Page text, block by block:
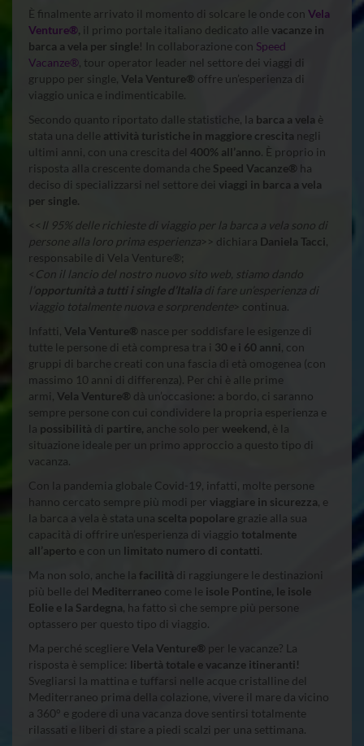
È finalmente arrivato il momento di solcare le onde con Vela
Venture®, il primo portale italiano dedicato alle vacanze in
barca a vela per single! In collaborazione con Speed
Vacanze® , tour operator leader nel settore dei viaggi di
gruppo per single, Vela Venture® offre un’esperienza di
viaggio unica e indimenticabile.
Secondo quanto riportato dalle statistiche, la barca a vela è
stata una delle attività turistiche in maggiore crescita negli
ultimi anni, con una crescita del 400% all’anno . È proprio in
risposta alla crescente domanda che Speed Vacanze® ha
deciso di specializzarsi nel settore dei viaggi in barca a vela
per single.
<< Il 95% delle richieste di viaggio per la barca a vela sono di
persone alla loro prima esperienza>> dichiara Daniela Tacci
responsabile di Vela Venture®;
< Con il lancio del nostro nuovo sito web, stiamo dando
l’ opportunità a tutti i single d’Italia di fare un’esperienza di
viaggio totalmente nuova e sorprendente> continua.
Infatti, Vela Venture® nasce per soddisfare le esigenze di
tutte le persone di età compresa tra i 30 e i 60 anni, con
gruppi di barche creati con una fascia di età omogenea (con
massimo 10 anni di differenza). Per chi è alle prime
armi, Vela Venture® dà un’occasione: a bordo, ci saranno
sempre persone con cui condividere la propria esperienza e
la possibilità di partire, anche solo per weekend, è la
situazione ideale per un primo approccio a questo tipo di
vacanza.
Con la pandemia globale Covid-19, infatti, molte persone
hanno cercato sempre più modi per viaggiare in sicurezza, e
la barca a vela è stata una scelta popolare grazie alla sua
capacità di offrire un’esperienza di viaggio totalmente
all’aperto e con un limitato numero di contatti.
Ma non solo, anche la facilità di raggiungere le destinazioni
più belle del Mediterraneo come le isole Pontine, le isole
Eolie e la Sardegna, ha fatto sì che sempre più persone
optassero per questo tipo di viaggio.
Ma perché scegliere Vela Venture® per le vacanze? La
risposta è semplice: libertà totale e vacanze itineranti!
Svegliarsi la mattina e tuffarsi nelle acque cristalline del
Mediterraneo prima della colazione, vivere il mare da vicino
a 360° e godere di una vacanza dove sentirsi totalmente
rilassati e liberi di stare a piedi scalzi per una settimana.